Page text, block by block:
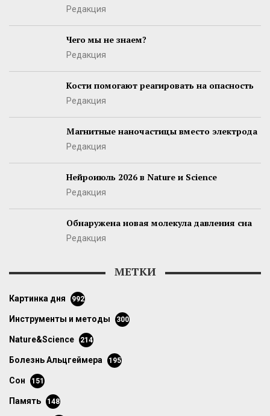
Редакция
Чего мы не знаем?
Редакция
Кости помогают реагировать на опасность
Редакция
Магнитные наночастицы вместо электрода
Редакция
Нейроиюль 2026 в Nature и Science
Редакция
Обнаружена новая молекула давления сна
Редакция
МЕТКИ
картинка дня 992
инструменты и методы 300
Nature&Science 214
болезнь Альцгеймера 195
сон 151
память 148